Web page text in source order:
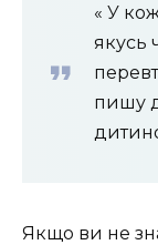
« У
якусь
пишу
Якщо ви не